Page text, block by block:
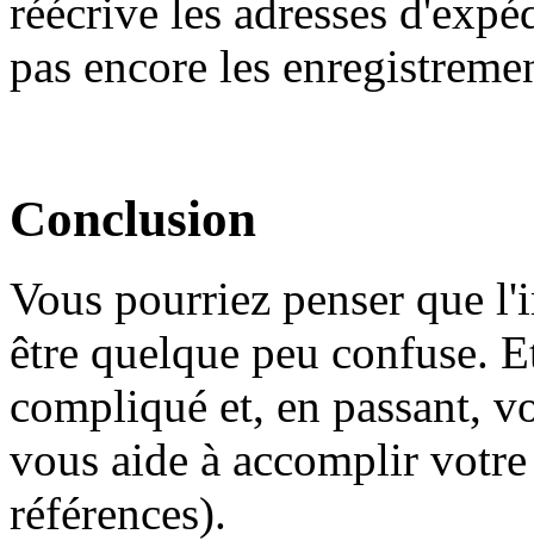
réécrive les adresses
pas encore les
Conclusion
Vous pourriez penser que
être quelque peu confuse.
compliqué et, en passant,
vous aide à accomplir
références).